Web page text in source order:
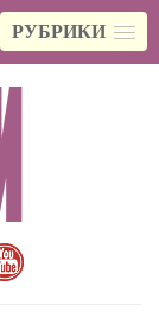
РУБРИКИ